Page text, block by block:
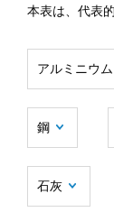
本表は、代表
アルミニウム
鋼
石灰